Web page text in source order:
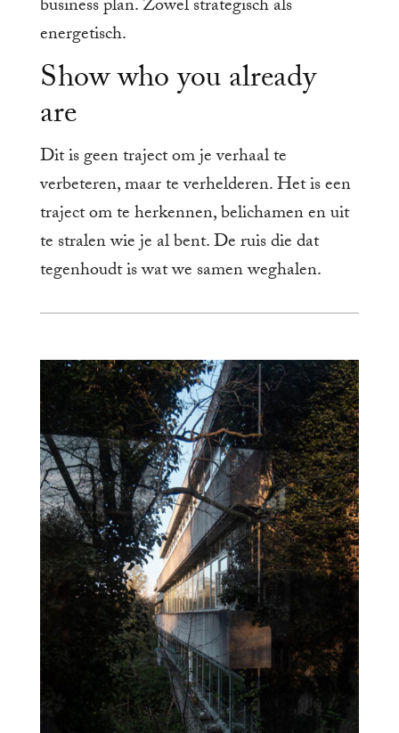
business plan. Zowel strategisch als
energetisch.
Show who you already
are
Dit is geen traject om je verhaal te
verbeteren, maar te verhelderen. Het is een
traject om te herkennen, belichamen en uit
te stralen wie je al bent. De ruis die dat
tegenhoudt is wat we samen weghalen.